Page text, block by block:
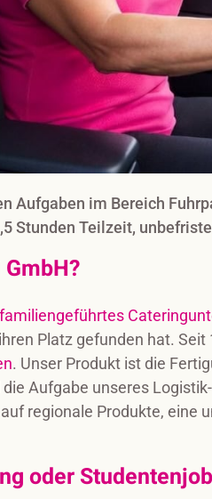
Aufgaben im Bereich
Stunden Teilzeit,
familiengeführtes
Platz gefunden hat.
. Unser Produkt ist die
Aufgabe unseres
regionale Produkte,
oder Studentenjob